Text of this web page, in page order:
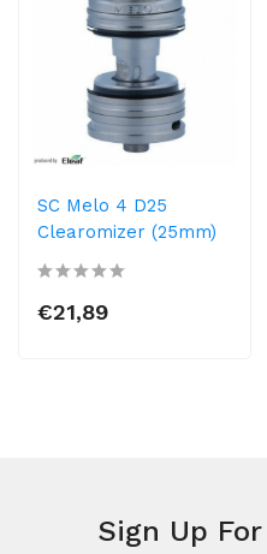
SC Melo 4 D25
Clearomizer (25mm)
€21,89
Sign Up For